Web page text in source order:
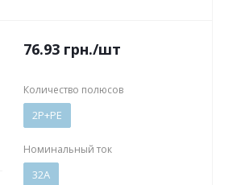
76.93 грн./шт
Количество полюсов
2P+PE
Номинальный ток
32А